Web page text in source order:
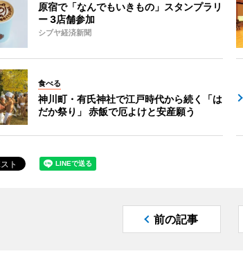
原宿で「なんでもいきもの」スタンプラリ
ー 3店舗参加
シブヤ経済新聞
食べる
神川町・有氏神社で江戸時代から続く「は
だか祭り」 赤飯で厄よけと安産願う
前の記事